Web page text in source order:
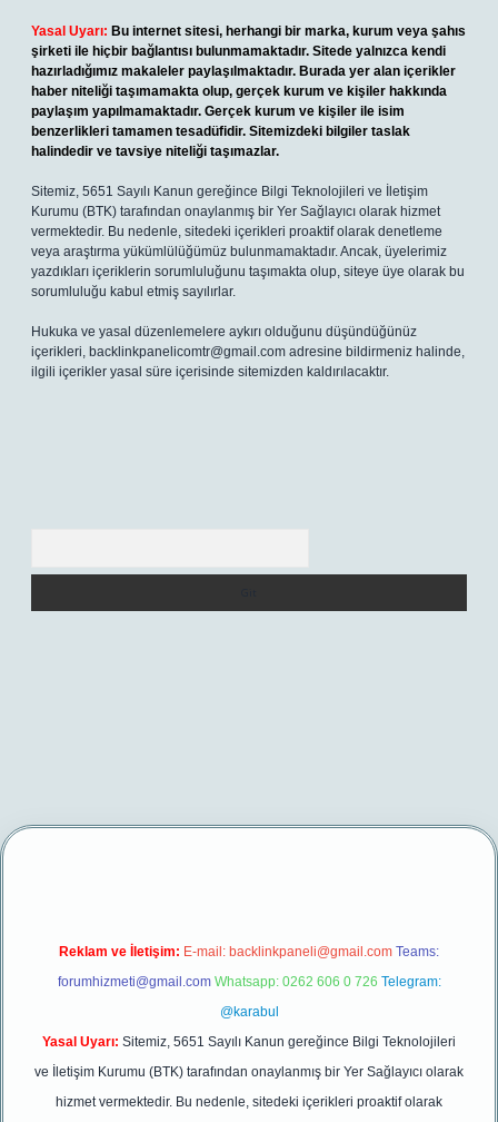
Yasal Uyarı: Bu internet sitesi, herhangi bir marka, kurum veya şahıs
şirketi ile hiçbir bağlantısı bulunmamaktadır. Sitede yalnızca kendi
hazırladığımız makaleler paylaşılmaktadır. Burada yer alan içerikler
haber niteliği taşımamakta olup, gerçek kurum ve kişiler hakkında
paylaşım yapılmamaktadır. Gerçek kurum ve kişiler ile isim
benzerlikleri tamamen tesadüfidir. Sitemizdeki bilgiler taslak
halindedir ve tavsiye niteliği taşımazlar.
Sitemiz, 5651 Sayılı Kanun gereğince Bilgi Teknolojileri ve İletişim
Kurumu (BTK) tarafından onaylanmış bir Yer Sağlayıcı olarak hizmet
vermektedir. Bu nedenle, sitedeki içerikleri proaktif olarak denetleme
veya araştırma yükümlülüğümüz bulunmamaktadır. Ancak, üyelerimiz
yazdıkları içeriklerin sorumluluğunu taşımakta olup, siteye üye olarak bu
sorumluluğu kabul etmiş sayılırlar.
Hukuka ve yasal düzenlemelere aykırı olduğunu düşündüğünüz
içerikleri, backlinkpanelicomtr@gmail.com adresine bildirmeniz halinde,
ilgili içerikler yasal süre içerisinde sitemizden kaldırılacaktır.
betexper yeni giriş
Reklam ve İletişim: E-mail: backlinkpaneli@gmail.com Teams:
forumhizmeti@gmail.com Whatsapp: 0262 606 0 726 Telegram:
@karabul
Yasal Uyarı: Sitemiz, 5651 Sayılı Kanun gereğince Bilgi Teknolojileri
ve İletişim Kurumu (BTK) tarafından onaylanmış bir Yer Sağlayıcı olarak
hizmet vermektedir. Bu nedenle, sitedeki içerikleri proaktif olarak